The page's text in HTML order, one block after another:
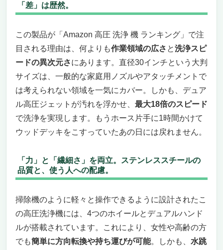
「差」は歴然。
この製品が「Amazon 高圧 洗浄 機 ランキング」で注
目される理由は、何よりも作業領域の広さ と洗浄スピ
ードの異次元さにあります。直径30インチという大判
サイズは、一般的な家庭用ノズルやアタッチメントで
は考えられない領域を一気にカバー。しかも、デュア
ル高圧ジェットが汚れを浮かせ、 最大18倍のスピード
で洗浄を実現します。もうホース片手に1時間かけて
ウッドデッキをこすっていたあの日には戻れません。
「力」と「繊細さ」を両立。ステンレススチールの
品質と、使う人への配慮。
掃除機のように軽々と操作できるように設計されたこ
の高圧洗浄機には、4つのホイールとデュアルハンド
ルが搭載されています。これにより、女性や高齢の方
でも簡単に方向転換や持ち運びが可能。しかも、 水跳